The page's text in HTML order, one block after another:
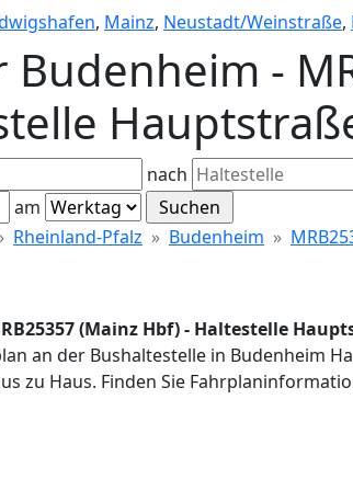
, Mainz, Neustadt/Weinstraße,
-
nach
am
Rheinland-Pfalz Budenheim
(Mainz Hbf) - Haltestelle
an der Bushaltestelle in Budenheim
zu Haus. Finden Sie